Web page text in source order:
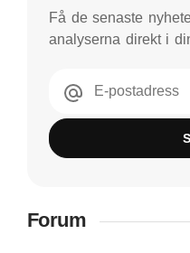
Få de senaste
analyserna direkt i
E-postadress
Forum